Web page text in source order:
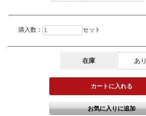
購入数： セット
在庫 あり